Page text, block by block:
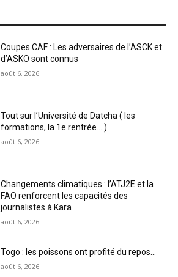
Coupes CAF : Les adversaires de l’ASCK et
d’ASKO sont connus
août 6, 2026
Tout sur l’Université de Datcha ( les
formations, la 1e rentrée… )
août 6, 2026
Changements climatiques : l’ATJ2E et la
FAO renforcent les capacités des
journalistes à Kara
août 6, 2026
Togo : les poissons ont profité du repos…
août 6, 2026